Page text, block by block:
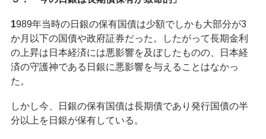
1989年当時の日銀の保有国債は少額でしかも大部分が3
か月以下の国債や政府証券だった。したがって長期金利
の上昇は日本経済には悪影響を及ぼしたものの、日本経
済の守護神である日銀に悪影響を与えることはなかっ
た。
しかし今、日銀の保有国債は長期債であり発行国債の半
分以上を日銀が保有している。